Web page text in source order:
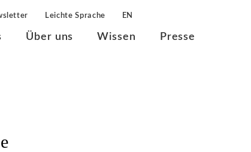
Leichte Sprache EN
Über uns Wissen Presse